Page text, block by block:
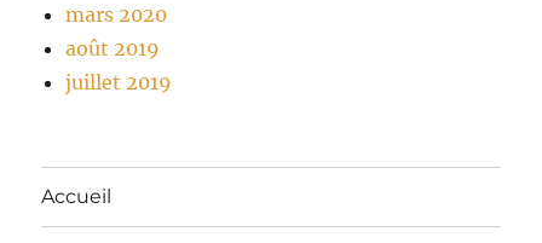
mars 2020
août 2019
juillet 2019
Accueil